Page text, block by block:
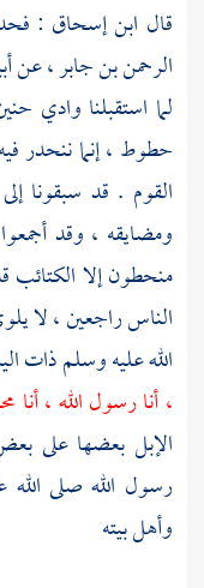
قال ابن إسحاق :
الرحمن بن جابر، عن
لما استقبلنا وادي
حطوط ، إنما ننحدر
القوم . قد سبقونا
ومضايقه ، وقد
منحطون إلا
الناس راجعين ، لا
الله عليه وسلم ذات
، أنا رسول الله ، أنا
الإبل بعضها على
رسول الله صلى
وأهل بيته